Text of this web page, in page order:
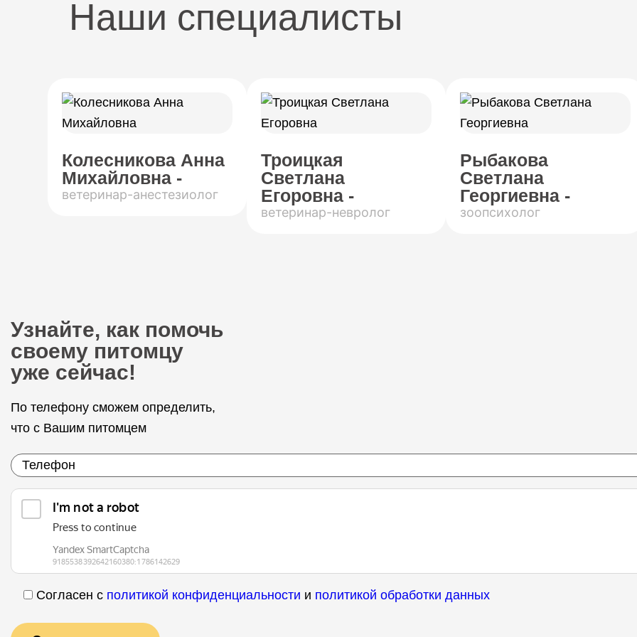
Наши специалисты
Колесникова Анна
Михайловна -
ветеринар-анестезиолог
Троицкая
Светлана
Егоровна -
ветеринар-невролог
Рыбакова
Светлана
Георгиевна -
зоопсихолог
Узнайте, как помочь
своему питомцу
уже сейчас!
По телефону сможем определить,
что с Вашим питомцем
Согласен с политикой конфиденциальности и политикой обработки данных